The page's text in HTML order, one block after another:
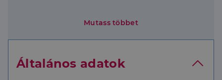
A város történelmi részének szívében, élettel teli,
stúdió lakás.
1 légterű nappali hálószoba, 1 gépesített konyha,
Mutass többet
Általános adatok